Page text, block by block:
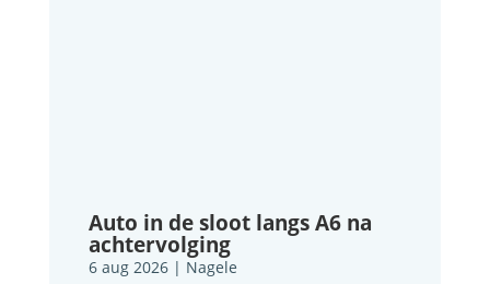
Auto in de sloot langs A6 na
achtervolging
6 aug 2026| Nagele